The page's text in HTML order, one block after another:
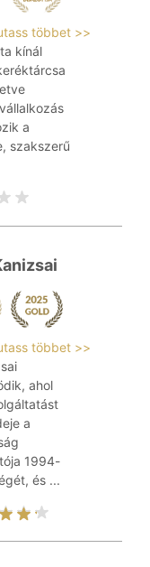
többet >>
kínál
a
szakszerű
többet >>
ahol
a
1994-
és ...